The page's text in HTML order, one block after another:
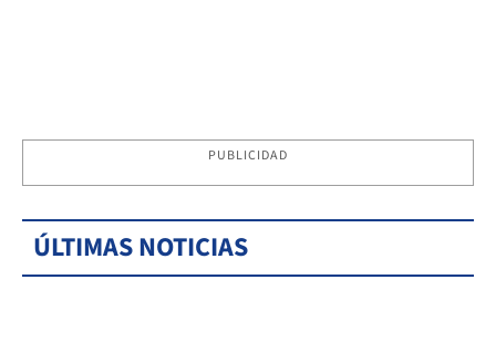
PUBLICIDAD
ÚLTIMAS NOTICIAS